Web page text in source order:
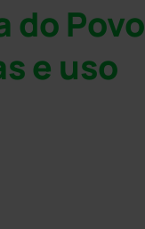
do Povo
e uso